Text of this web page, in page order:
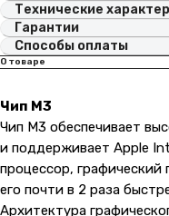
Технические
Гарантии
Способы оплаты
О товаре
Чип M3
Чип M3 обеспечивает
и поддерживает Apple
процессор, графический
его почти в 2 раза
Архитектура